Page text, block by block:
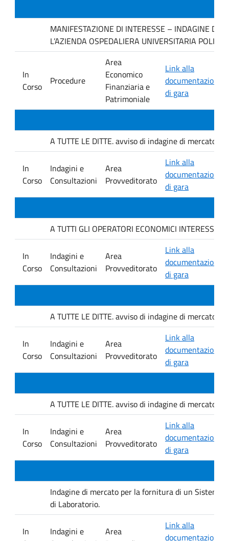
MANIFESTAZIONE DI INTERESSE – INDAGINE DI
L’AZIENDA OSPEDALIERA UNIVERSITARIA
In
Corso
Procedure
Area
Economico
Finanziaria e
Patrimoniale
Link alla
documentazione
di gara
A TUTTE LE DITTE. avviso di indagine di mercato
In
Corso
Indagini e
Consultazioni
Area
Provveditorato
Link alla
documentazione
di gara
A TUTTI GLI OPERATORI ECONOMICI
In
Corso
Indagini e
Consultazioni
Area
Provveditorato
Link alla
documentazione
di gara
A TUTTE LE DITTE. avviso di indagine di mercato
In
Corso
Indagini e
Consultazioni
Area
Provveditorato
Link alla
documentazione
di gara
A TUTTE LE DITTE. avviso di indagine di mercato
In
Corso
Indagini e
Consultazioni
Area
Provveditorato
Link alla
documentazione
di gara
Indagine di mercato per la fornitura di un Sistema
di Laboratorio.
In
Indagini e
Area
Link alla
documentazione